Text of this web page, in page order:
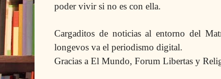
poder vivir si no es con ella.
Cargaditos de noticias al entorno del
longevos va el periodismo digital.
Gracias a El Mundo, Forum Libertas y